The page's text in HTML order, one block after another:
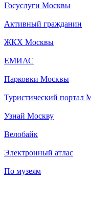
Госуслуги Москвы
Активный гражданин
ЖКХ Москвы
ЕМИАС
Парковки Москвы
Туристический портал
Узнай Москву
Велобайк
Электронный атлас
По музеям